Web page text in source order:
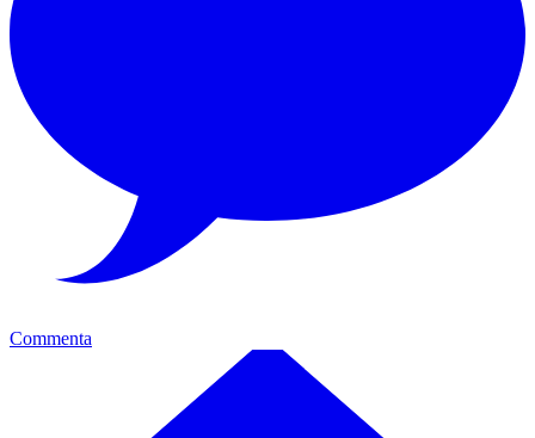
Commenta